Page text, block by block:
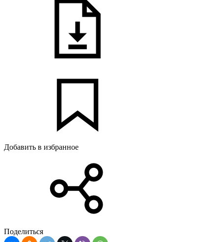
Добавить в избранное
Поделиться